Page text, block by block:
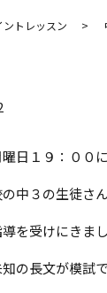
ントレッスン
日１９：００に
中３の生徒さ
を受けにきまし
知の長文が模試